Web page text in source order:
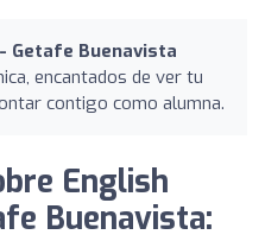
Getafe Buenavista
encantados de ver tu
contigo como alumna.
English
Buenavista: